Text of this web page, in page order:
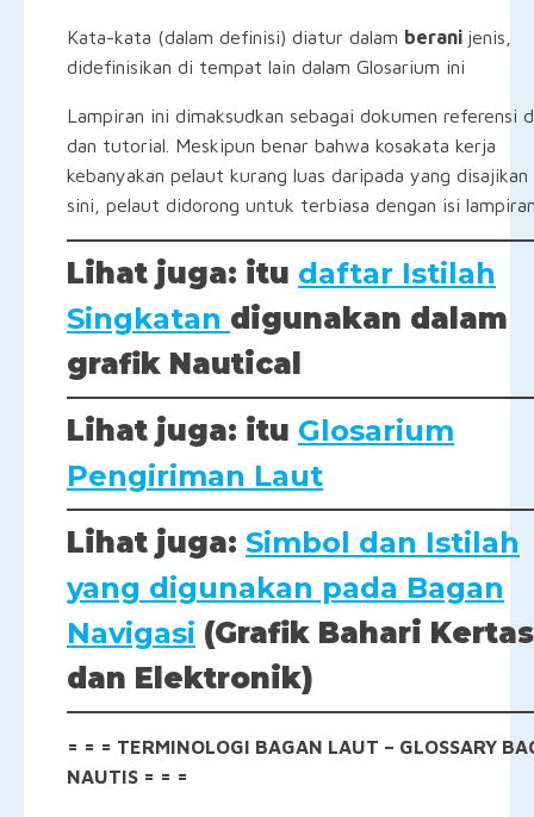
Kata-kata (dalam definisi) diatur dalam berani jenis,
didefinisikan di tempat lain dalam Glosarium ini
Lampiran ini dimaksudkan sebagai dokumen referensi
dan tutorial. Meskipun benar bahwa kosakata kerja
kebanyakan pelaut kurang luas daripada yang disajikan
sini, pelaut didorong untuk terbiasa dengan isi
Lihat juga: itu daftar Istilah
Singkatan digunakan dalam
grafik Nautical
Lihat juga: itu Glosarium
Pengiriman Laut
Lihat juga: Simbol dan Istilah
yang digunakan pada Bagan
Navigasi (Grafik Bahari Kertas
dan Elektronik)
= = = TERMINOLOGI BAGAN LAUT – GLOSSARY
NAUTIS = = =